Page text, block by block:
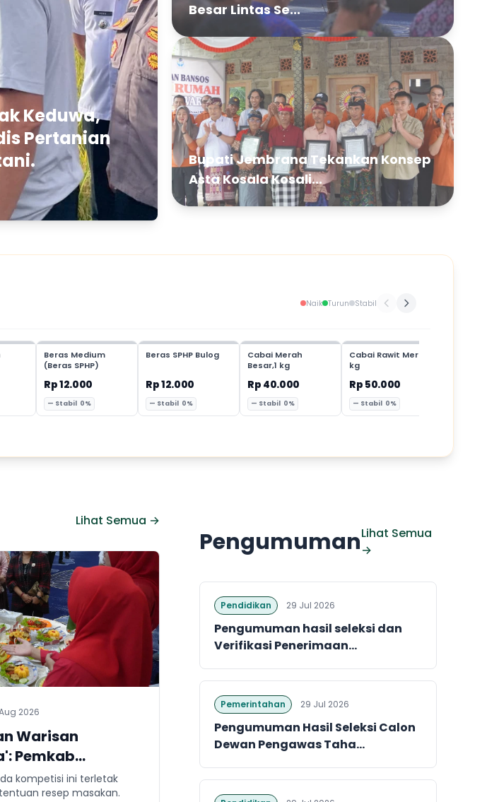
Keduwa,
Pertanian
Besar Lintas Se...
Bupati Jembrana Tekankan Konsep
Asta Kosala Kosali...
Naik Turun Stabil
Beras Medium
(Beras SPHP)
Rp 12.000
— Stabil 0%
Beras SPHP Bulog
Rp 12.000
— Stabil 0%
Cabai Merah
Besar,1 kg
Rp 40.000
— Stabil 0%
Cabai Rawit Merah,1
kg
Rp 50.000
— Stabil 0%
Lihat Semua →
2026
Warisan
Pemkab
Keteladanan
Lomba Cipta
kompetisi ini terletak
resep masakan.
PengumumanLihat Semua
→
Pendidikan 29 Jul 2026
Pengumuman hasil seleksi dan
Verifikasi Penerimaan...
Pemerintahan 29 Jul 2026
Pengumuman Hasil Seleksi Calon
Dewan Pengawas Taha...